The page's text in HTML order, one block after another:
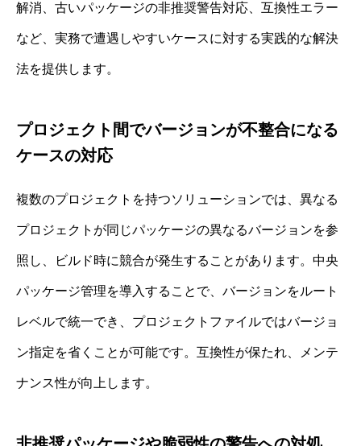
解消、古いパッケージの非推奨警告対応、互換性エラー
など、実務で遭遇しやすいケースに対する実践的な解決
法を提供します。
プロジェクト間でバージョンが不整合になる
ケースの対応
複数のプロジェクトを持つソリューションでは、異なる
プロジェクトが同じパッケージの異なるバージョンを参
照し、ビルド時に競合が発生することがあります。中央
パッケージ管理を導入することで、バージョンをルート
レベルで統一でき、プロジェクトファイルではバージョ
ン指定を省くことが可能です。互換性が保たれ、メンテ
ナンス性が向上します。